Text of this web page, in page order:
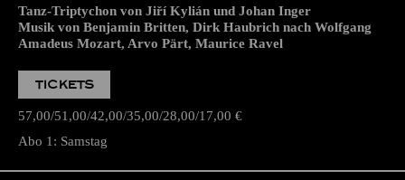
Tanz-Triptychon von Jiří Kylián und Johan Inger
Musik von Benjamin Britten, Dirk Haubrich nach Wolfgang
Amadeus Mozart, Arvo Pärt, Maurice Ravel
TICKETS
57,00 51,00 42,00 35,00 28,00 17,00 €
Abo 1: Samstag